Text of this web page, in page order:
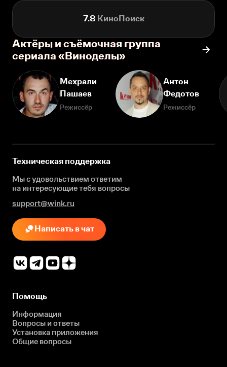
7.8 КиноПоиск
Актёры и съёмочная группа
сериала «Виноделы»
Мехрали
Пашаев
Режиссёр
Антон
Федотов
Режиссёр
Техническая поддержка
Мы с удовольствием ответим
на интересующиетебя вопросы
support@wink.ru
Написать в чат
Помощь
Информация
Вопросы и ответы
Установка приложения
Общие вопросы